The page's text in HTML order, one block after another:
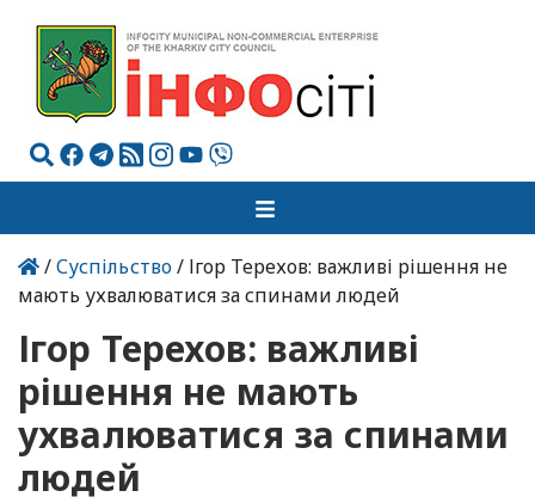
/Суспільство/ Ігор Терехов: важливі рішення не
мають ухвалюватися за спинами людей
Ігор Терехов: важливі
рішення не мають
ухвалюватися за спинами
людей